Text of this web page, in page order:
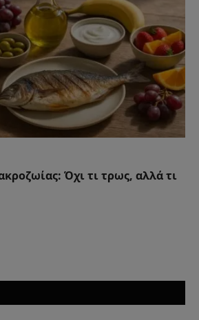
Όχι τι τρως, αλλά τι